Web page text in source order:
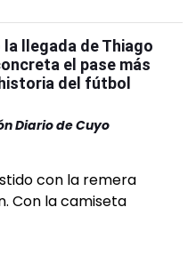
la llegada de Thiago
el pase más
del fútbol
Diario de Cuyo
con la remera
Con la camiseta